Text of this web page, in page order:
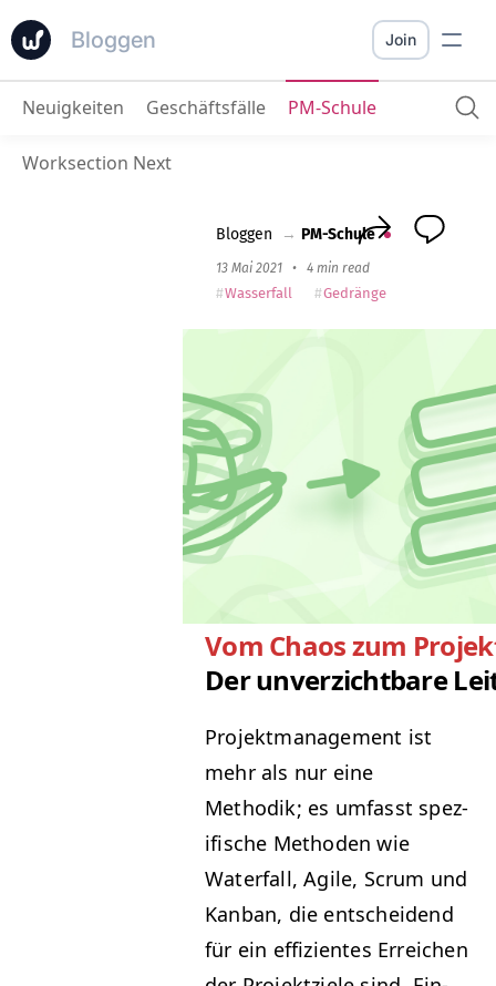
Bloggen
Vom Chaos zum Projektmanagement :
Join
Neuigkeiten Geschäftsfälle PM-Schule
Worksection Next
Bloggen → PM-Schule
13 Mai 2021 • 4 min read
Wasserfall Gedränge
Vom Chaos zum
Der unverzichtbare
Pro­jek­t­man­age­ment ist
mehr als nur eine
Methodik; es umfasst spez­
i­fis­che Meth­o­d­en wie
Water­fall, Agile, Scrum und
Kan­ban, die entschei­dend
für ein effizientes Erre­ichen